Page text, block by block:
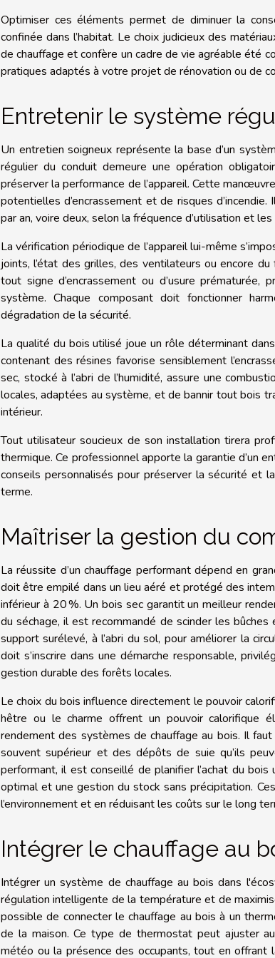
Optimiser ces éléments permet de diminuer la
confinée dans l’habitat. Le choix judicieux des
de chauffage et confère un cadre de vie agréable été
pratiques adaptés à votre projet de rénovation ou de
Entretenir le système
Un entretien soigneux représente la base d’un
régulier du conduit demeure une opération
préserver la performance de l’appareil. Cette
potentielles d’encrassement et de risques
par an, voire deux, selon la fréquence d’utilisation et
La vérification périodique de l’appareil lui-même
joints, l’état des grilles, des ventilateurs ou encore
tout signe d’encrassement ou d’usure
système. Chaque composant doit fonctionner
dégradation de la sécurité.
La qualité du bois utilisé joue un rôle déterminant
contenant des résines favorise sensiblement
sec, stocké à l’abri de l’humidité, assure une
locales, adaptées au système, et de bannir tout bois
intérieur.
Tout utilisateur soucieux de son installation tirera
thermique. Ce professionnel apporte la garantie d’un
conseils personnalisés pour préserver la sécurité et
terme.
Maîtriser la gestion du
La réussite d’un chauffage performant dépend en
doit être empilé dans un lieu aéré et protégé des
inférieur à 20 %. Un bois sec garantit un meilleur
du séchage, il est recommandé de scinder les
support surélevé, à l’abri du sol, pour améliorer la
doit s’inscrire dans une démarche responsable,
gestion durable des forêts locales.
Le choix du bois influence directement le pouvoir
hêtre ou le charme offrent un pouvoir calorifique
rendement des systèmes de chauffage au bois. Il
souvent supérieur et des dépôts de suie qu’ils
performant, il est conseillé de planifier l’achat du
optimal et une gestion du stock sans précipitation.
l’environnement et en réduisant les coûts sur le long
Intégrer le chauffage au
Intégrer un système de chauffage au bois dans
régulation intelligente de la température et de
possible de connecter le chauffage au bois à un
de la maison. Ce type de thermostat peut ajuster
météo ou la présence des occupants, tout en